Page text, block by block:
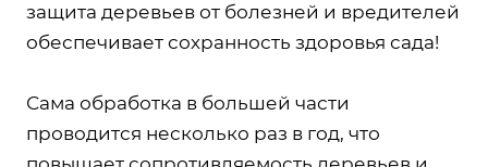
защита деревьев от болезней и вредителей
обеспечивает сохранность здоровья сада!
Сама обработка в большей части
проводится несколько раз в год, что